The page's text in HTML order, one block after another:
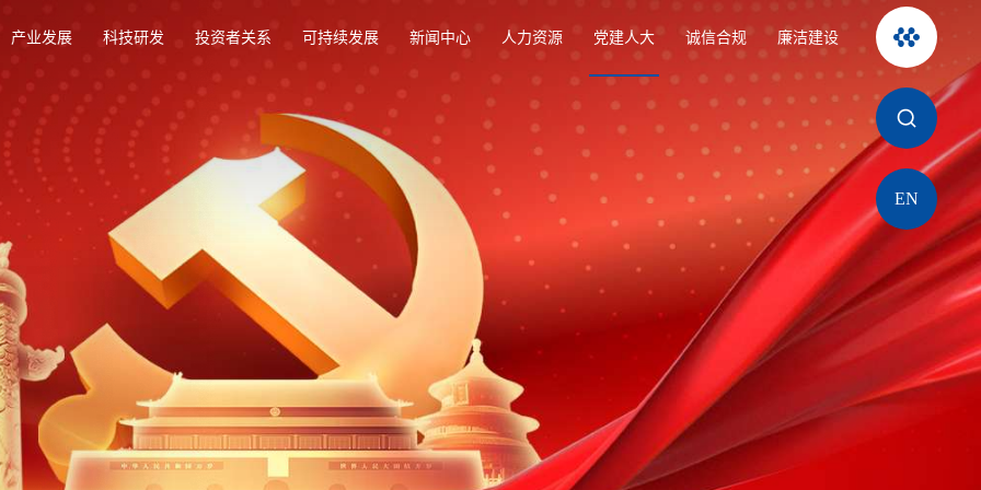
产业发展 科技研发 投资者关系 可持续发展 新闻中心 人力资源 党建人大 诚信合规 廉洁建设
EN